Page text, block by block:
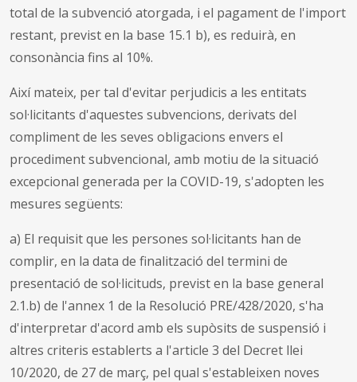
total de la subvenció atorgada, i el pagament de l'import
restant, previst en la base 15.1 b), es reduirà, en
consonància fins al 10%.
Així mateix, per tal d'evitar perjudicis a les entitats
sol·licitants d'aquestes subvencions, derivats del
compliment de les seves obligacions envers el
procediment subvencional, amb motiu de la situació
excepcional generada per la COVID-19, s'adopten les
mesures següents:
a) El requisit que les persones sol·licitants han de
complir, en la data de finalització del termini de
presentació de sol·licituds, previst en la base general
2.1.b) de l'annex 1 de la Resolució PRE/428/2020, s'ha
d'interpretar d'acord amb els supòsits de suspensió i
altres criteris establerts a l'article 3 del Decret llei
10/2020, de 27 de març, pel qual s'estableixen noves